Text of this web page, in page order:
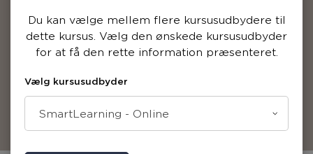
Du kan vælge mellem flere kursusudbydere til
dette kursus. Vælg den ønskede kursusudbyder
for at få den rette information præsenteret.
Vælg kursusudbyder
SmartLearning - Online
Du bliver kontaktet af kursusudbyderen
med svar på, om du er blevet optaget og